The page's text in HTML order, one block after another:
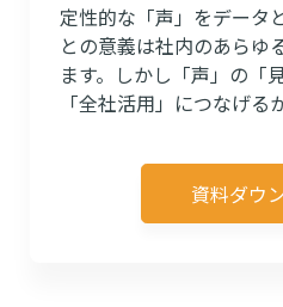
定性的な「声」をデータ
との意義は社内のあらゆ
ます。しかし「声」の「
「全社活用」につなげる
資料ダウ